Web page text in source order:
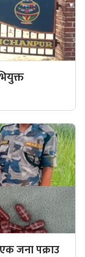
जना पक्राउ